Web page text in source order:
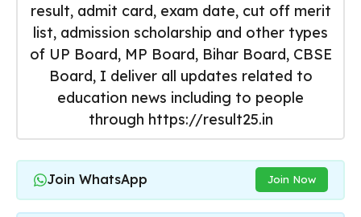
result, admit card, exam date, cut off merit
list, admission scholarship and other types
of UP Board, MP Board, Bihar Board, CBSE
Board, I deliver all updates related to
education news including to people
through https://result25.in
Join WhatsApp Join Now